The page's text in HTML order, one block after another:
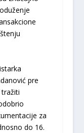
pre
za
do 16.